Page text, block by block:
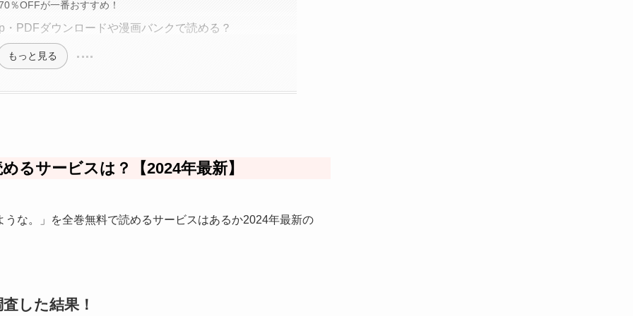
％OFFが一番おすすめ！
PDFダウンロードや漫画バンクで読める？
もっと見る
るサービスは？【2024年最新】
な。」を全巻無料で読めるサービスはあるか2024年最新の
した結果！